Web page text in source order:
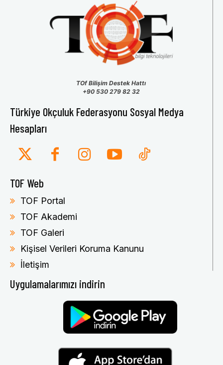
TOf Bilişim Destek Hattı
+90 530 279 82 32
Türkiye Okçuluk Federasyonu Sosyal Medya
Hesapları
TOF Web
TOF Portal
TOF Akademi
TOF Galeri
Kişisel Verileri Koruma Kanunu
İletişim
Uygulamalarımızı indirin